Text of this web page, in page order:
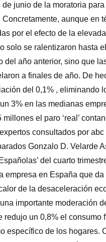
junio de la moratoria
aunque en
por el efecto de la
solo se ralentizaron hasta
del año anterior, sino que
a finales de año. De
del 0,1% , eliminando
3% en las medianas
el paro ‘real’
consultados por
Gonzalo D. Velarde
del cuarto
empresa en España que
de la desaceleración
importante moderación
un 0,8% el consumo
específico de los hogares.